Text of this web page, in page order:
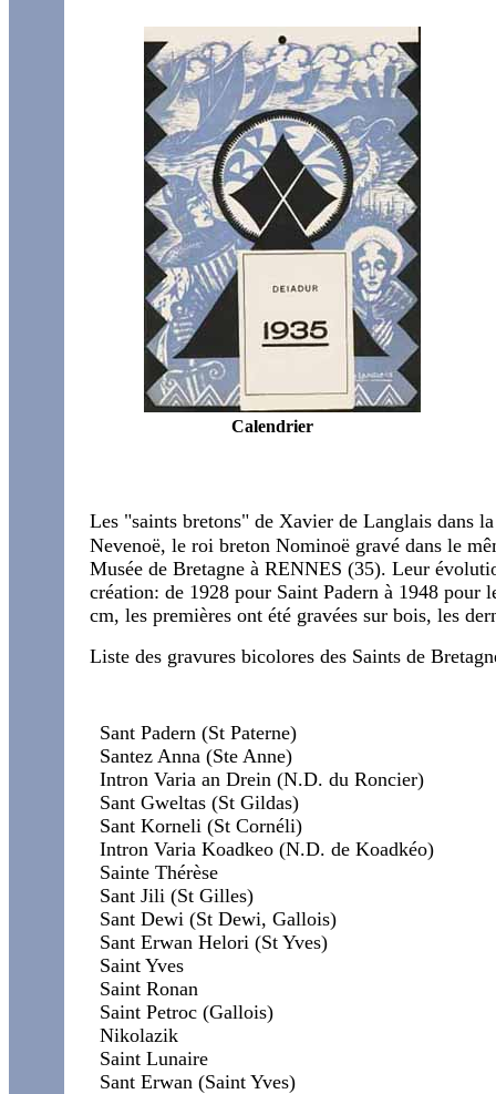
Calendrier
Les "saints bretons" de Xavier de Langlais dans
Nevenoë, le roi breton Nominoë gravé dans le
Musée de Bretagne à RENNES (35). Leur
création: de 1928 pour Saint Padern à 1948 pour
cm, les premières ont été gravées sur bois, les
Liste des gravures bicolores des Saints de
Sant Padern (St Paterne)
Santez Anna (Ste Anne)
Intron Varia an Drein (N.D. du Roncier)
Sant Gweltas (St Gildas)
Sant Korneli (St Cornéli)
Intron Varia Koadkeo (N.D. de Koadkéo)
Sainte Thérèse
Sant Jili (St Gilles)
Sant Dewi (St Dewi, Gallois)
Sant Erwan Helori (St Yves)
Saint Yves
Saint Ronan
Saint Petroc (Gallois)
Nikolazik
Saint Lunaire
Sant Erwan (Saint Yves)